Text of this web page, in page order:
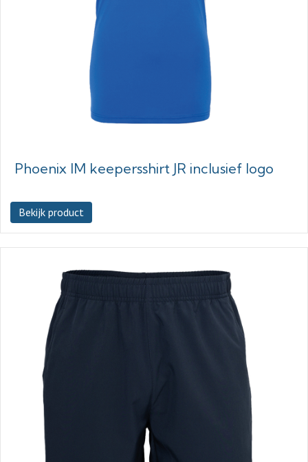
Phoenix IM keepersshirt JR inclusief logo
Bekijk product